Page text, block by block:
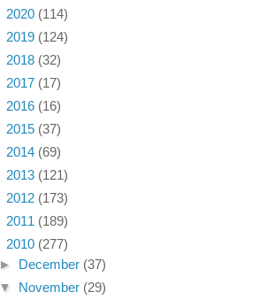
2020 (114)
2019 (124)
2018 (32)
2017 (17)
2016 (16)
2015 (37)
2014 (69)
2013 (121)
2012 (173)
2011 (189)
2010 (277)
►
December (37)
▼
November (29)